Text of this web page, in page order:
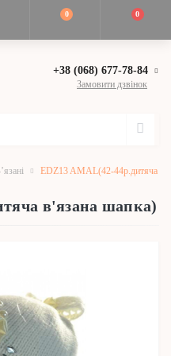
0 0
+38 (068) 677-78-84
Замовити дзвінок
EDZ13 AMAL(42-44р.дитяча
в'язана шапка)